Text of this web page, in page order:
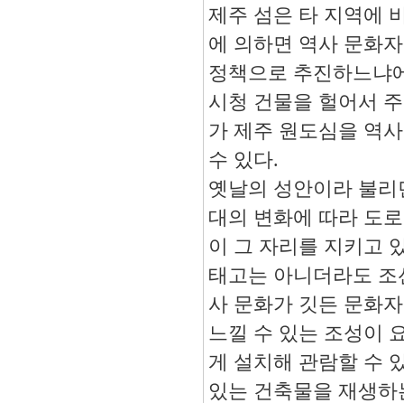
제주 섬은 타 지역에
에 의하면 역사 문화
정책으로 추진하느냐
시청 건물을 헐어서
가 제주 원도심을 역
수 있다.
옛날의 성안이라 불
대의 변화에 따라 도
이 그 자리를 지키고
태고는 아니더라도
사 문화가 깃든 문화
느낄 수 있는 조성이
게 설치해 관람할 수
있는 건축물을 재생